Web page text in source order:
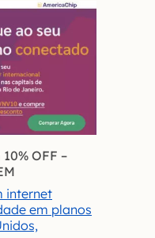
OFF –
internet
em planos